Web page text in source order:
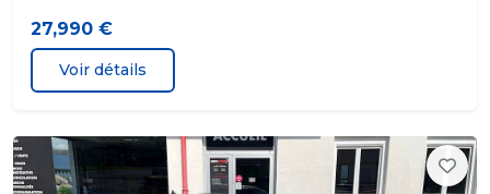
Châssis Sport
Ciel de pavillon en tissu
Climatisation automatique confort 3 zones
27,990 €
Voir détails